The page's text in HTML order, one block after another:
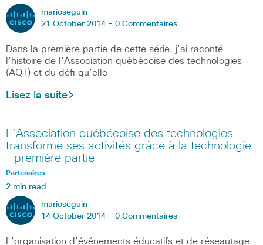
marioseguin
21 October 2014 - 0 Commentaires
Dans la première partie de cette série, j’ai raconté
l’histoire de l’Association québécoise des technologies
(AQT) et du défi qu’elle
Lisez la suite
L’Association québécoise des technologies
transforme ses activités grâce à la technologie
– première partie
Partenaires
2 min read
marioseguin
14 October 2014 - 0 Commentaires
L’organisation d’événements éducatifs et de réseautage